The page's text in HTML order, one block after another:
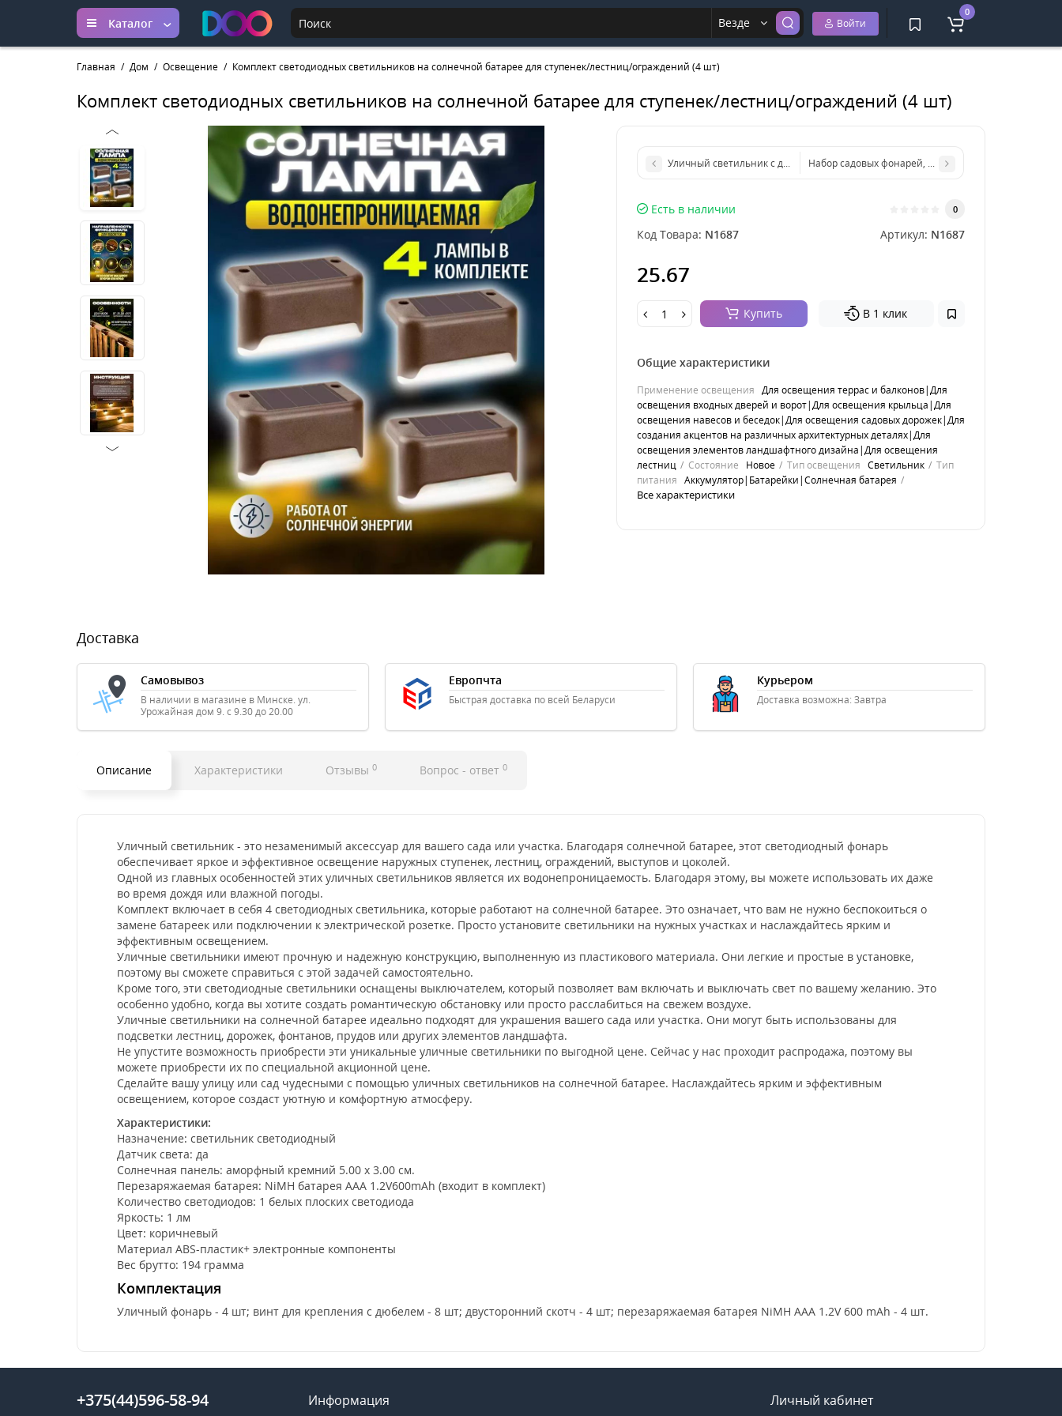
Каталог Везде Войти
0
Главная Дом Освещение Комплект светодиодных светильников на солнечной батарее для ступенек/лестниц/ограждений (4 шт)
Комплект светодиодных светильников на солнечной батарее для ступенек/лестниц/ограждений (4 шт)
Уличный светильник с датчиком движения на солнечной батарее Solar Interaction
Набор садовых фонарей, светильников на
Есть в наличии 0
Код Товара: N1687 Артикул: N1687
25.67
Купить В 1 клик
Общие характеристики
Применение освещения Для освещения террас и балконов|Для
освещения входных дверей и ворот|Для освещения крыльца|Для
освещения навесов и беседок|Для освещения садовых дорожек|Для
создания акцентов на различных архитектурных деталях|Для
освещения элементов ландшафтного дизайна|Для освещения
лестниц
Состояние Новое Тип освещения Светильник
Тип
питания Аккумулятор|Батарейки|Солнечная батарея
Все характеристики
Доставка
Самовывоз
В наличии в магазине в Минске. ул.
Урожайная дом 9. с 9.30 до 20.00
Европчта
Быстрая доставка по всей Беларуси
Курьером
Доставка возможна: Завтра
Описание Характеристики Отзывы 0 Вопрос - ответ 0
Уличный светильник - это незаменимый аксессуар для вашего сада или участка. Благодаря солнечной батарее, этот светодиодный фонарь
обеспечивает яркое и эффективное освещение наружных ступенек, лестниц, ограждений, выступов и цоколей.
Одной из главных особенностей этих уличных светильников является их водонепроницаемость. Благодаря этому, вы можете использовать их даже
во время дождя или влажной погоды.
Комплект включает в себя 4 светодиодных светильника, которые работают на солнечной батарее. Это означает, что вам не нужно беспокоиться о
замене батареек или подключении к электрической розетке. Просто установите светильники на нужных участках и наслаждайтесь ярким и
эффективным освещением.
Уличные светильники имеют прочную и надежную конструкцию, выполненную из пластикового материала. Они легкие и простые в установке,
поэтому вы сможете справиться с этой задачей самостоятельно.
Кроме того, эти светодиодные светильники оснащены выключателем, который позволяет вам включать и выключать свет по вашему желанию. Это
особенно удобно, когда вы хотите создать романтическую обстановку или просто расслабиться на свежем воздухе.
Уличные светильники на солнечной батарее идеально подходят для украшения вашего сада или участка. Они могут быть использованы для
подсветки лестниц, дорожек, фонтанов, прудов или других элементов ландшафта.
Не упустите возможность приобрести эти уникальные уличные светильники по выгодной цене. Сейчас у нас проходит распродажа, поэтому вы
можете приобрести их по специальной акционной цене.
Сделайте вашу улицу или сад чудесными с помощью уличных светильников на солнечной батарее. Наслаждайтесь ярким и эффективным
освещением, которое создаст уютную и комфортную атмосферу.
Характеристики:
Назначение: светильник светодиодный
Датчик света: да
Солнечная панель: аморфный кремний 5.00 х 3.00 см.
Перезаряжаемая батарея: NiMH батарея AAA 1.2V600mAh (входит в комплект)
Количество светодиодов: 1 белых плоских светодиода
Яркость: 1 лм
Цвет: коричневый
Материал ABS-пластик+ электронные компоненты
Вес брутто: 194 грамма
Комплектация
Уличный фонарь - 4 шт; винт для крепления с дюбелем - 8 шт; двусторонний скотч - 4 шт; перезаряжаемая батарея NiMH AAA 1.2V 600 mAh - 4 шт.
+375(44)596-58-94 Информация Личный кабинет